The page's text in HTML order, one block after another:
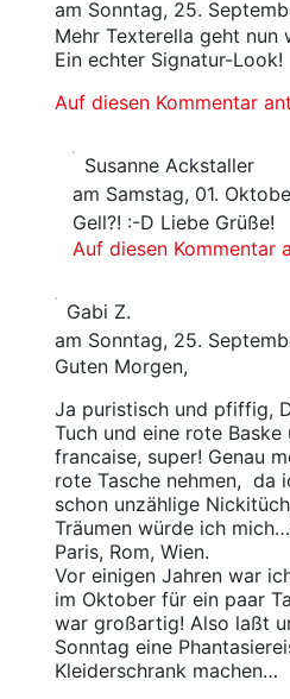
am Sonntag, 25.
Mehr Texterella geht nun
Ein echter Signatur-Look!
Auf diesen Kommentar
Susanne Ackstaller
am Samstag, 01.
Gell?! :-D Liebe Grüße!
Auf diesen Kommentar
Gabi Z.
am Sonntag, 25.
Guten Morgen,
Ja puristisch und pfiffig,
Tuch und eine rote
francaise, super! Genau
rote Tasche nehmen, da
schon unzählige
Träumen würde ich
Paris, Rom, Wien.
Vor einigen Jahren war
im Oktober für ein paar
war großartig! Also laßt
Sonntag eine
Kleiderschrank machen…